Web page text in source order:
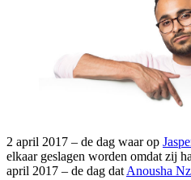
2 april 2017 – de dag waar op
elkaar geslagen worden omdat zij
april 2017 – de dag dat Anousha